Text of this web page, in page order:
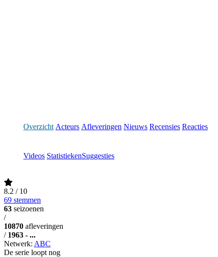
Overzicht Acteurs Afleveringen Nieuws Recensies Reacties
Videos StatistiekenSuggesties
8.2 / 10
69 stemmen
63 seizoenen
/
10870 afleveringen
/ 1963 - ...
Netwerk: ABC
De serie loopt nog